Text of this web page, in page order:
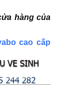
hàng của
cao cấp